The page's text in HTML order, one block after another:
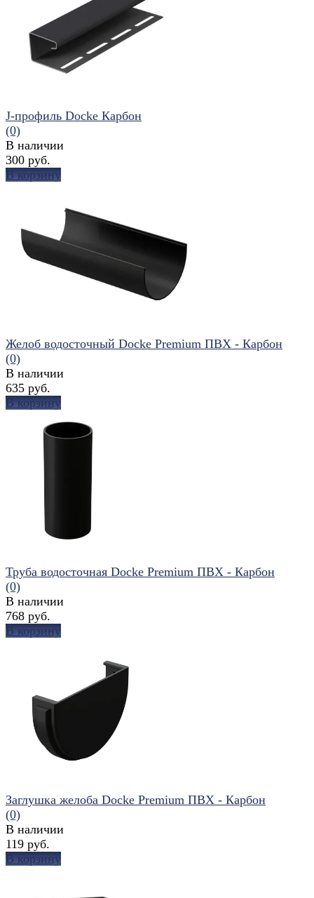
избранное сравнить
J-профиль Docke Карбон
(0)
В наличии
300 руб.
В корзину
избранное
Желоб водосточный Docke Premium ПВХ - Карбон
(0)
В наличии
635 руб.
В корзину
избранное сравнить
Труба водосточная Docke Premium ПВХ - Карбон
(0)
В наличии
768 руб.
В корзину
Заглушка желоба Docke Premium ПВХ - Карбон
(0)
В наличии
119 руб.
В корзину